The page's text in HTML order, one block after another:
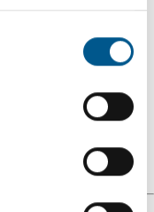
haben oder die
Präferenzen und
geben.
für die Zukunft
„Details“ sowie in
1786153149